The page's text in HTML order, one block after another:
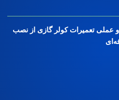
عملی تعمیرات کولر گازی از نصب